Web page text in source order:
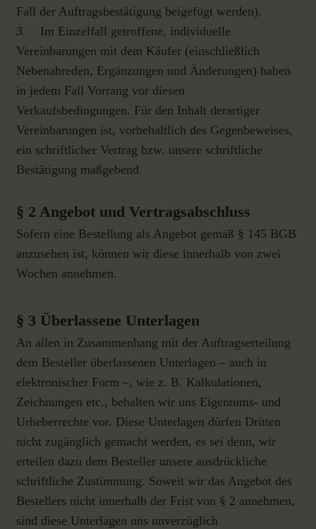
Fall der Auftragsbestätigung beigefügt werden).
3. Im Einzelfall getroffene, individuelle
Vereinbarungen mit dem Käufer (einschließlich
Nebenabreden, Ergänzungen und Änderungen) haben
in jedem Fall Vorrang vor diesen
Verkaufsbedingungen. Für den Inhalt derartiger
Vereinbarungen ist, vorbehaltlich des Gegenbeweises,
ein schriftlicher Vertrag bzw. unsere schriftliche
Bestätigung maßgebend.
§ 2 Angebot und Vertragsabschluss
Sofern eine Bestellung als Angebot gemäß § 145 BGB
anzusehen ist, können wir diese innerhalb von zwei
Wochen annehmen.
§ 3 Überlassene Unterlagen
An allen in Zusammenhang mit der Auftragserteilung
dem Besteller überlassenen Unterlagen – auch in
elektronischer Form –, wie z. B. Kalkulationen,
Zeichnungen etc., behalten wir uns Eigentums- und
Urheberrechte vor. Diese Unterlagen dürfen Dritten
nicht zugänglich gemacht werden, es sei denn, wir
erteilen dazu dem Besteller unsere ausdrückliche
schriftliche Zustimmung. Soweit wir das Angebot des
Bestellers nicht innerhalb der Frist von § 2 annehmen,
sind diese Unterlagen uns unverzüglich